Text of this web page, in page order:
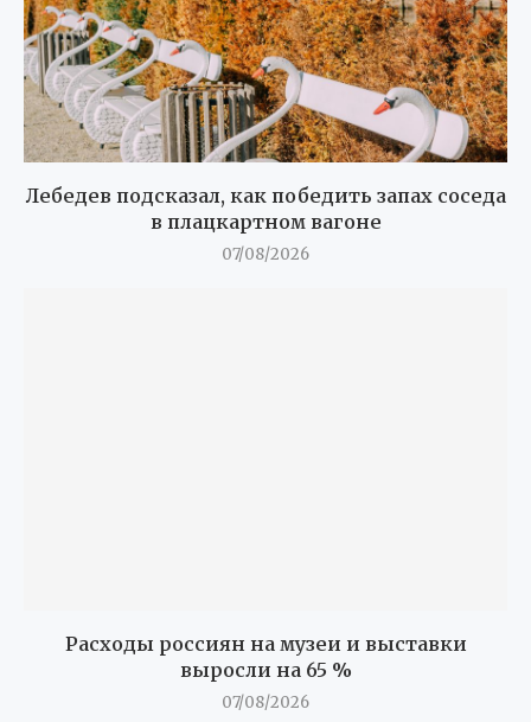
Лебедев подсказал, как победить запах соседа
в плацкартном вагоне
07/08/2026
Расходы россиян на музеи и выставки
выросли на 65 %
07/08/2026